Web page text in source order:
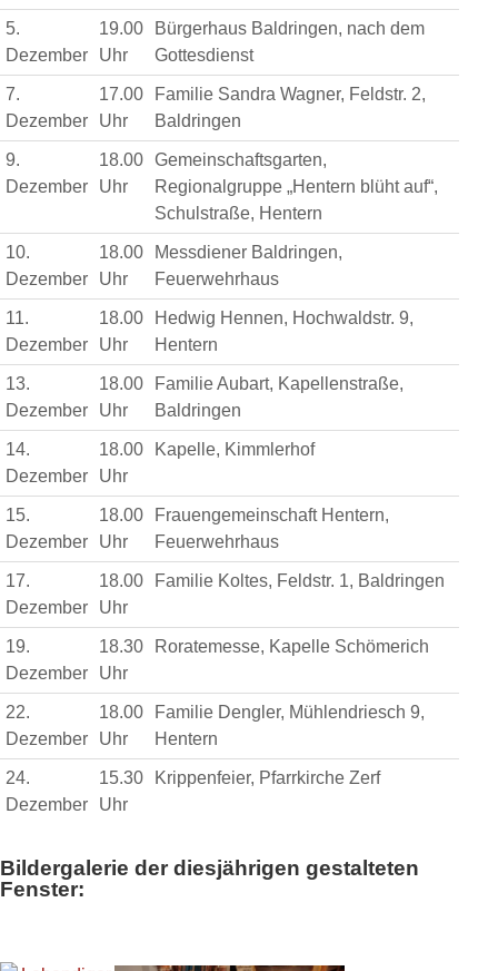
5.
Dezember
19.00
Uhr
Bürgerhaus Baldringen, nach dem
Gottesdienst
7.
Dezember
17.00
Uhr
Familie Sandra Wagner, Feldstr. 2,
Baldringen
9.
Dezember
18.00
Uhr
Gemeinschaftsgarten,
Regionalgruppe „Hentern blüht auf“,
Schulstraße, Hentern
10.
Dezember
18.00
Uhr
Messdiener Baldringen,
Feuerwehrhaus
11.
Dezember
18.00
Uhr
Hedwig Hennen, Hochwaldstr. 9,
Hentern
13.
Dezember
18.00
Uhr
Familie Aubart, Kapellenstraße,
Baldringen
14.
Dezember
18.00
Uhr
Kapelle, Kimmlerhof
15.
Dezember
18.00
Uhr
Frauengemeinschaft Hentern,
Feuerwehrhaus
17.
Dezember
18.00
Uhr
Familie Koltes, Feldstr. 1, Baldringen
19.
Dezember
18.30
Uhr
Roratemesse, Kapelle Schömerich
22.
Dezember
18.00
Uhr
Familie Dengler, Mühlendriesch 9,
Hentern
24.
Dezember
15.30
Uhr
Krippenfeier, Pfarrkirche Zerf
Bildergalerie der diesjährigen gestalteten
Fenster: